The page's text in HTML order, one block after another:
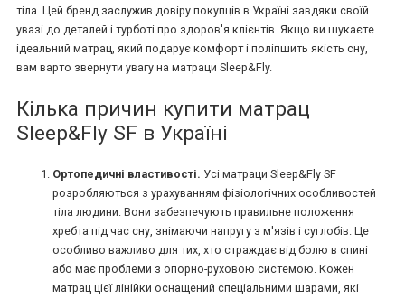
тіла. Цей бренд заслужив довіру покупців в Україні завдяки своїй
увазі до деталей і турботі про здоров'я клієнтів. Якщо ви шукаєте
ідеальний матрац, який подарує комфорт і поліпшить якість сну,
вам варто звернути увагу на матраци Sleep&Fly.
Кілька причин купити матрац
Sleep&Fly SF в Україні
Ортопедичні властивості. Усі матраци Sleep&Fly SF
розробляються з урахуванням фізіологічних особливостей
тіла людини. Вони забезпечують правильне положення
хребта під час сну, знімаючи напругу з м'язів і суглобів. Це
особливо важливо для тих, хто страждає від болю в спині
або має проблеми з опорно-руховою системою. Кожен
матрац цієї лінійки оснащений спеціальними шарами, які